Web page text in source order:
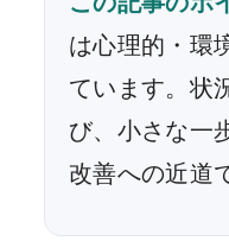
は心理的・環
ています。状
び、小さな一
改善への近道